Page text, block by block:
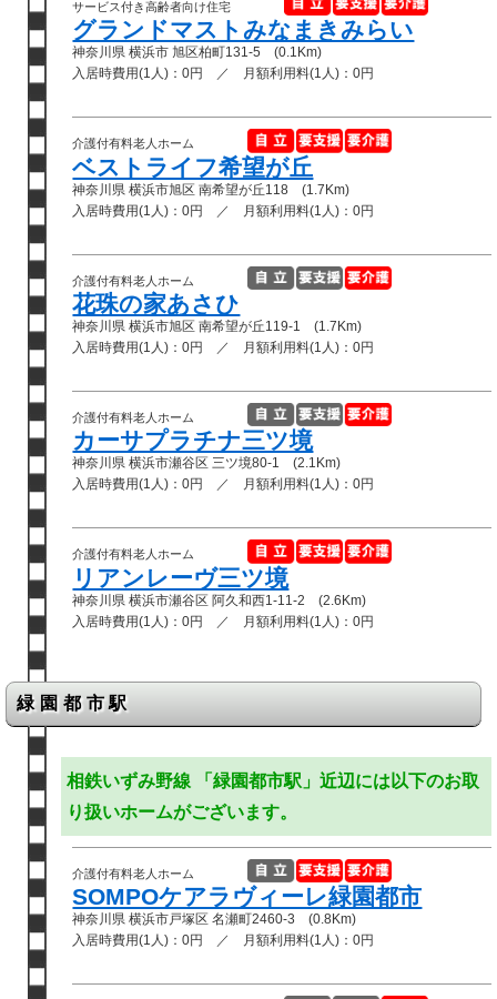
サービス付き高齢者向け住宅
グランドマストみなまきみらい
神奈川県 横浜市 旭区柏町131-5 (0.1Km)
入居時費用(1人)：0円 ／ 月額利用料(1人)：0円
介護付有料老人ホーム
ベストライフ希望が丘
神奈川県 横浜市旭区 南希望が丘118 (1.7Km)
入居時費用(1人)：0円 ／ 月額利用料(1人)：0円
介護付有料老人ホーム
花珠の家あさひ
神奈川県 横浜市旭区 南希望が丘119-1 (1.7Km)
入居時費用(1人)：0円 ／ 月額利用料(1人)：0円
介護付有料老人ホーム
カーサプラチナ三ツ境
神奈川県 横浜市瀬谷区 三ツ境80-1 (2.1Km)
入居時費用(1人)：0円 ／ 月額利用料(1人)：0円
介護付有料老人ホーム
リアンレーヴ三ツ境
神奈川県 横浜市瀬谷区 阿久和西1-11-2 (2.6Km)
入居時費用(1人)：0円 ／ 月額利用料(1人)：0円
緑園都市駅
相鉄いずみ野線 「緑園都市駅」近辺には以下のお取
り扱いホームがございます。
介護付有料老人ホーム
SOMPOケアラヴィーレ緑園都市
神奈川県 横浜市戸塚区 名瀬町2460-3 (0.8Km)
入居時費用(1人)：0円 ／ 月額利用料(1人)：0円